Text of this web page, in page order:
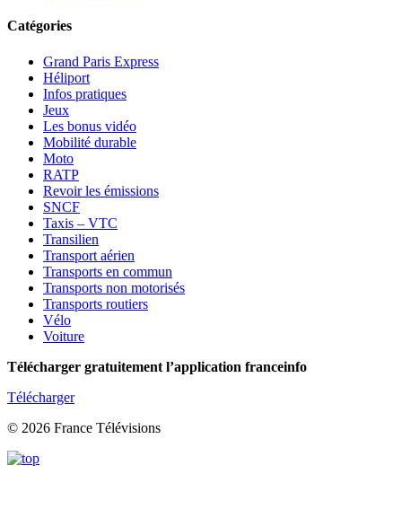
Catégories
Grand Paris Express
Héliport
Infos pratiques
Jeux
Les bonus vidéo
Mobilité durable
Moto
RATP
Revoir les émissions
SNCF
Taxis – VTC
Transilien
Transport aérien
Transports en commun
Transports non motorisés
Transports routiers
Vélo
Voiture
Télécharger gratuitement l’application franceinfo
Télécharger
© 2026 France Télévisions